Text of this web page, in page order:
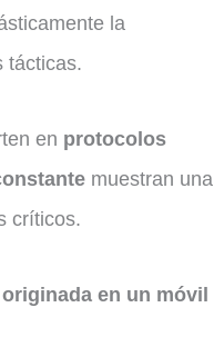
la
tácticas.
en protocolos
muestran una
críticos.
en un móvil